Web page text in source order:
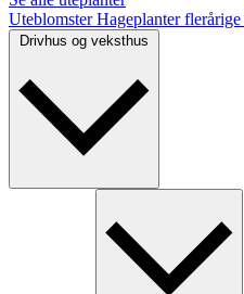
UteblomsterHageplanter flerårige